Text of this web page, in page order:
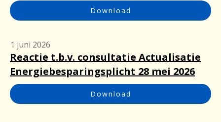
Download
1 juni 2026
Reactie t.b.v. consultatie Actualisatie
Energiebesparingsplicht 28 mei 2026
Download